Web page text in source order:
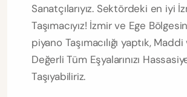
Sanatçılarıyız. Sektördeki en iyi
Taşımacıyız! İzmir ve Ege
piyano Taşımacılığı yaptık,
Değerli Tüm Eşyalarınızı
Taşıyabiliriz.